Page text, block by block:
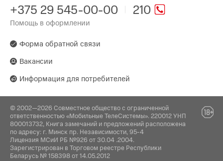
210
+375 29 545-00-00
Помощь в оформлении
Форма обратной связи
Вакансии
Информация для потребителей
© 2002—2026 Совместное общество с ограниченной
ответственностью «Мобильные ТелеСистемы». 220012 УНП
800013732, Книга замечаний и предложений расположена
по адресу: г. Минск пр. Независимости, 95-4
Лицензия МСиИ РБ №926 от 30.04 .2004.
Зарегистрирован в Торговом реестре Республики
Беларусь № 158398 от 14.05.2012